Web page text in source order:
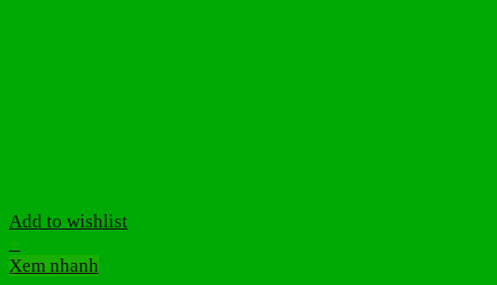
Add to wishlist
+
Xem nhanh